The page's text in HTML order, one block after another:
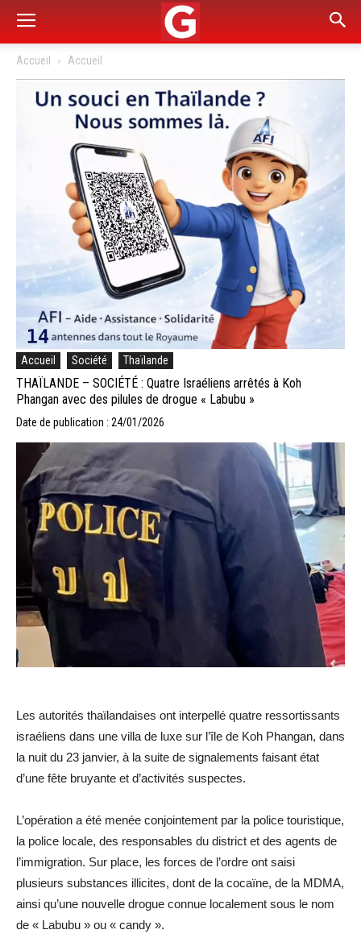
Accueil Accueil
Accueil Société Thaïlande
THAÏLANDE – SOCIÉTÉ : Quatre Israéliens arrêtés à Koh
Phangan avec des pilules de drogue « Labubu »
Date de publication : 24/01/2026
Les autorités thaïlandaises ont interpellé quatre ressortissants
israéliens dans une villa de luxe sur l’île de Koh Phangan, dans
la nuit du 23 janvier, à la suite de signalements faisant état
d’une fête bruyante et d’activités suspectes.
L’opération a été menée conjointement par la police touristique,
la police locale, des responsables du district et des agents de
l’immigration. Sur place, les forces de l’ordre ont saisi
plusieurs substances illicites, dont de la cocaïne, de la MDMA,
ainsi qu’une nouvelle drogue connue localement sous le nom
de « Labubu » ou « candy ».